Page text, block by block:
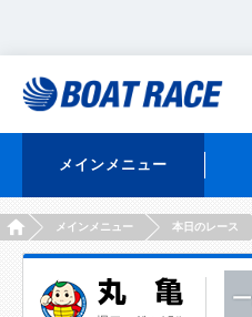
メインメニュー
HOMEメインメニュー 本日のレース